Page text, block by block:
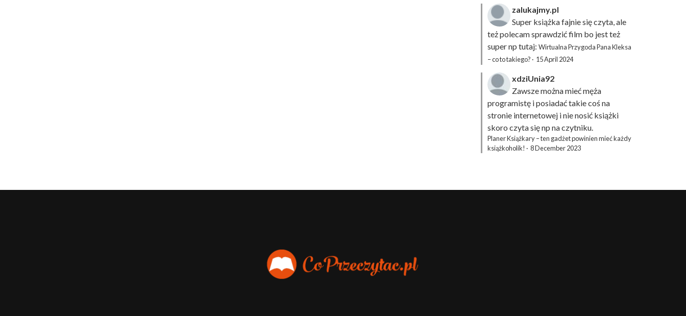
zalukajmy.pl
Super książka fajnie się czyta, ale
też polecam sprawdzić film bo jest też
super np tutaj: Wirtualna Przygoda Pana Kleksa
– co to takiego? · 15 April 2024
xdziUnia92
Zawsze można mieć męża
programistę i posiadać takie coś na
stronie internetowej i nie nosić książki
skoro czyta się np na czytniku.
Planer Książkary – ten gadżet powinien mieć każdy
książkoholik! · 8 December 2023